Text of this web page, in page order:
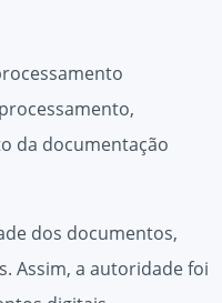
da documentação
dos documentos,
Assim, a autoridade foi